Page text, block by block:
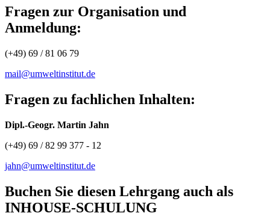
Fragen zur Organisation und
Anmeldung:
(+49) 69 / 81 06 79
mail@umweltinstitut.de
Fragen zu fachlichen Inhalten:
Dipl.-Geogr. Martin Jahn
(+49) 69 / 82 99 377 - 12
jahn@umweltinstitut.de
Buchen Sie diesen Lehrgang auch als
INHOUSE-SCHULUNG